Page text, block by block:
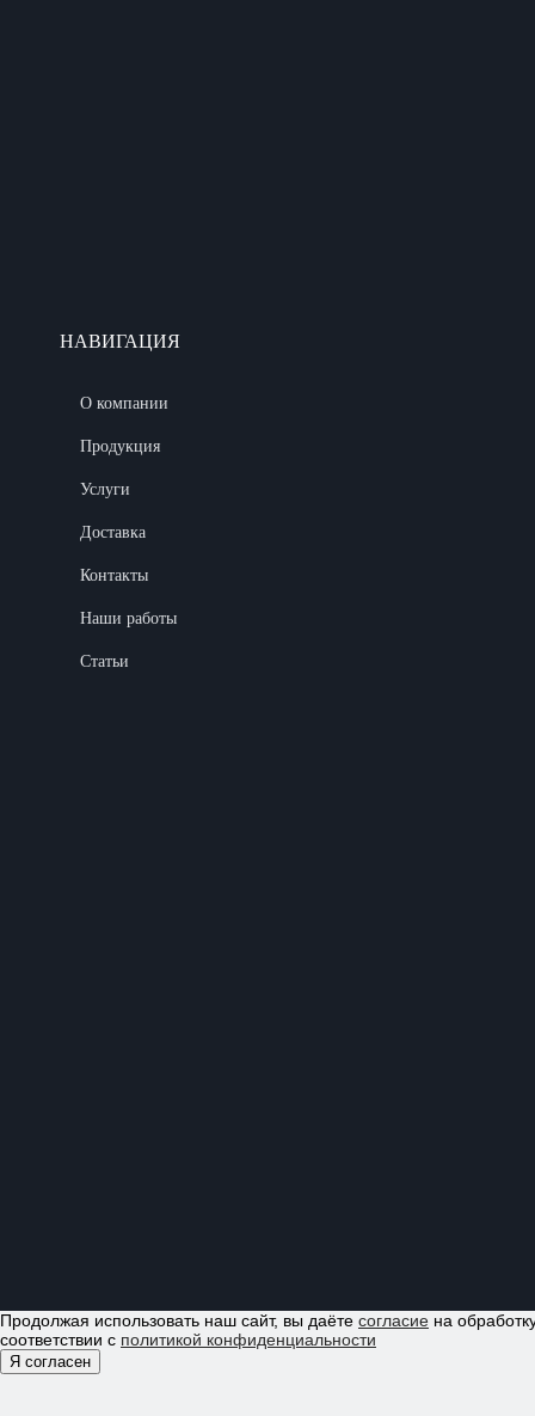
НАВИГАЦИЯ
О компании
Продукция
Услуги
Доставка
Контакты
Наши работы
Статьи
Продолжая использовать наш сайт, вы даёте согласие на
соответствии с политикой конфиденциальности
Я согласен